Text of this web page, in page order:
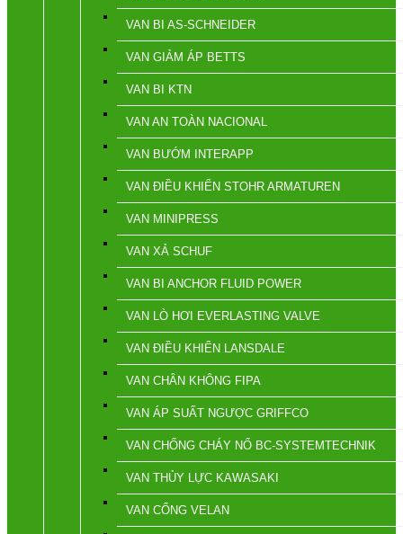
VAN BI AS-SCHNEIDER
VAN GIẢM ÁP BETTS
VAN BI KTN
VAN AN TOÀN NACIONAL
VAN BƯỚM INTERAPP
VAN ĐIỀU KHIỂN STOHR ARMATUREN
VAN MINIPRESS
VAN XẢ SCHUF
VAN BI ANCHOR FLUID POWER
VAN LÒ HƠI EVERLASTING VALVE
VAN ĐIỀU KHIỂN LANSDALE
VAN CHÂN KHÔNG FIPA
VAN ÁP SUẤT NGƯỢC GRIFFCO
VAN CHỐNG CHÁY NỔ BC-SYSTEMTECHNIK
VAN THỦY LỰC KAWASAKI
VAN CỔNG VELAN